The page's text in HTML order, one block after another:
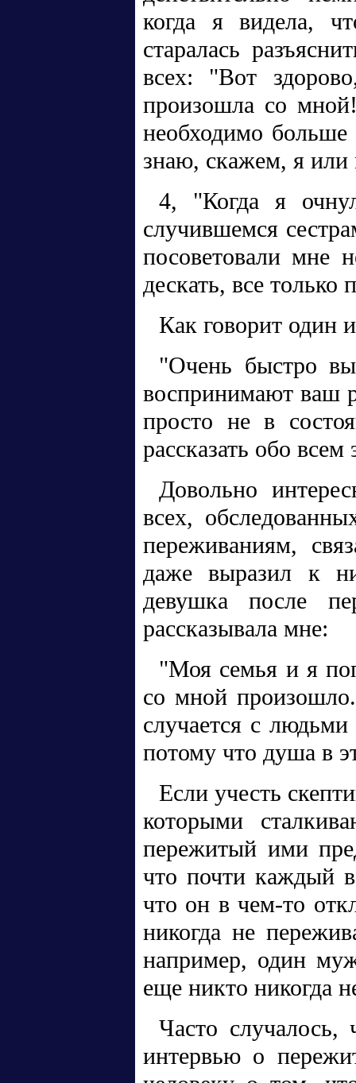
когда я видела,
старалась
всех: "Вот
произошла со
необходимо
знаю, скажем, я
4, "Когда я
случившемся
посоветовали мне
дескать, все только
Как говорит один
"Очень быстро
воспринимают ваш
просто не в
рассказать обо всем
Довольно
всех,
переживаниям,
даже выразил к
девушка после
рассказывала мне:
"Моя семья и я
со мной
случается с
потому что душа в
Если учесть
которыми
пережитый ими
что почти каждый
что он в чем-то
никогда не
например, один
еще никто никогда
Часто случалось,
интервью о